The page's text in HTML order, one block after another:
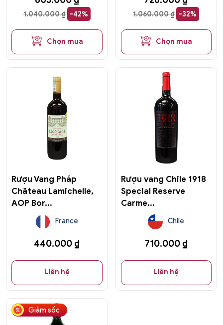
1.040.000₫ -42%
Chọn mua
1.060.000₫ -32%
Chọn mua
Rượu Vang Pháp
Château Lamichelle,
AOP Bor...
France
440.000 ₫
Liên hệ
Rượu vang Chile 1918
Special Reserve
Carme...
Chile
710.000 ₫
Liên hệ
Giảm sốc